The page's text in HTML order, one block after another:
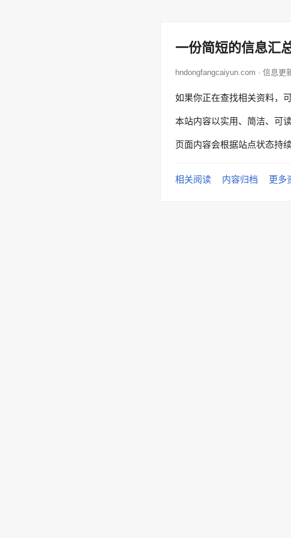
一份简短的信息汇
hndongfangcaiyun.com · 信息更
如果你正在查找相关资料，
本站内容以实用、简洁、可
页面内容会根据站点状态持
相关阅读 内容归档 更多